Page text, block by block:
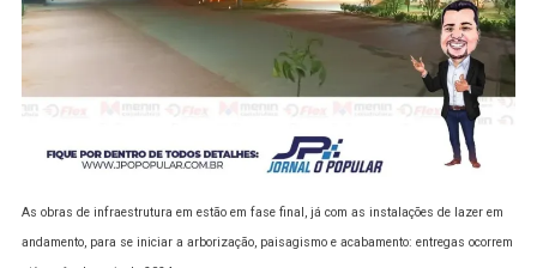
As obras de infraestrutura em estão em fase final, já com as instalações de lazer em
andamento, para se iniciar a arborização, paisagismo e acabamento: entregas ocorrem